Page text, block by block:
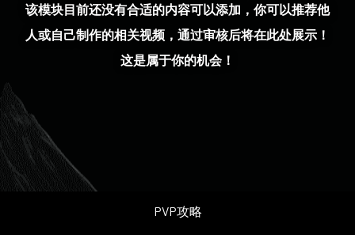
PVP攻略
该模块目前还没有合适的内容可以添加，你可以推荐他
人或自己制作的相关视频，通过审核后将在此处展示！
这是属于你的机会！